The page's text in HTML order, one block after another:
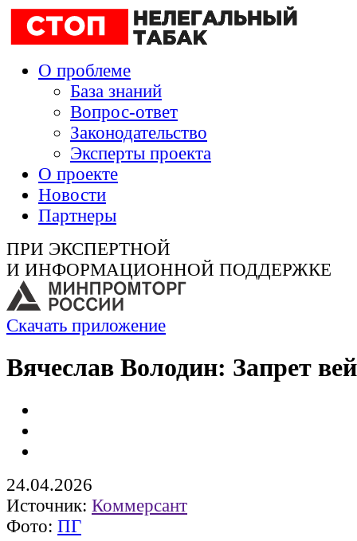
О проблеме
База знаний
Вопрос-ответ
Законодательство
Эксперты проекта
О проекте
Новости
Партнеры
ПРИ ЭКСПЕРТНОЙ
И ИНФОРМАЦИОННОЙ ПОДДЕРЖКЕ
Скачать приложение
Вячеслав Володин: Запрет
24.04.2026
Источник: Коммерсант
Фото: ПГ